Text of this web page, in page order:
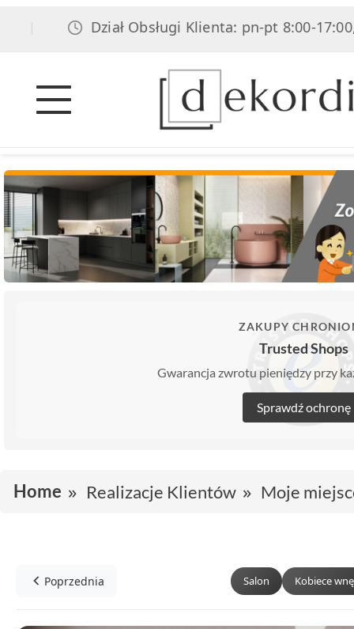
Dział Obsługi Klienta: pn-pt 8:00-17:00,
ZAKUPY
Trusted Shops
Gwarancja zwrotu pieniędzy przy
Sprawdź ochronę
Home Realizacje Klientów Moje
Poprzednia Salon Kobiece